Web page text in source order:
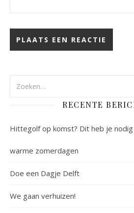
RECENTE
Hittegolf op komst? Dit heb je
warme zomerdagen
Doe een Dagje Delft
We gaan verhuizen!